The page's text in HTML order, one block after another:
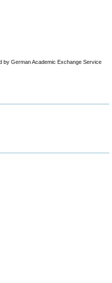
by German Academic Exchange Service